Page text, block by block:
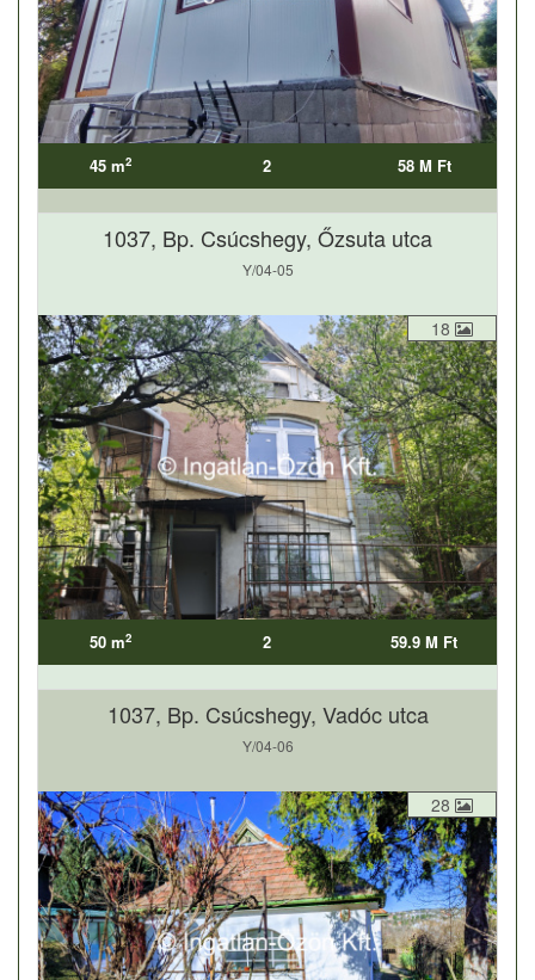
45 m2 2 58 M Ft
1037, Bp. Csúcshegy, Őzsuta utca
Y/04-05
18
50 m2 2 59.9 M Ft
1037, Bp. Csúcshegy, Vadóc utca
Y/04-06
28